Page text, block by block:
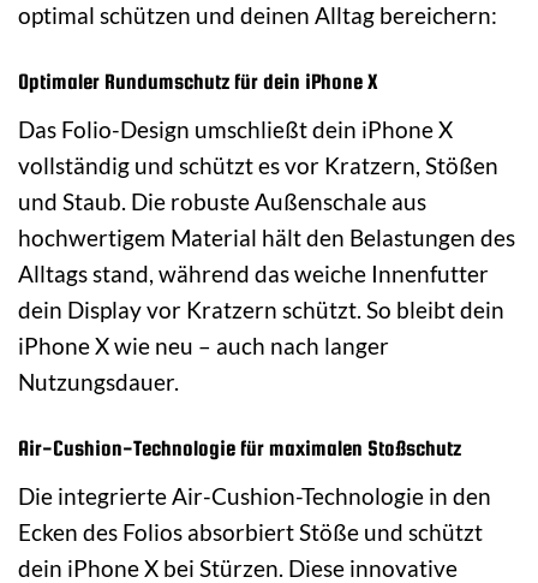
optimal schützen und deinen Alltag bereichern:
Optimaler Rundumschutz für dein iPhone X
Das Folio-Design umschließt dein iPhone X
vollständig und schützt es vor Kratzern, Stößen
und Staub. Die robuste Außenschale aus
hochwertigem Material hält den Belastungen des
Alltags stand, während das weiche Innenfutter
dein Display vor Kratzern schützt. So bleibt dein
iPhone X wie neu – auch nach langer
Nutzungsdauer.
Air-Cushion-Technologie für maximalen Stoßschutz
Die integrierte Air-Cushion-Technologie in den
Ecken des Folios absorbiert Stöße und schützt
dein iPhone X bei Stürzen. Diese innovative